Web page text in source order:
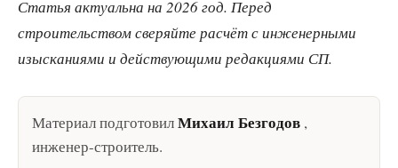
Статья актуальна на 2026 год. Перед
строительством сверяйте расчёт с инженерными
изысканиями и действующими редакциями СП.
Материал подготовилМихаил Безгодов ,
инженер-строитель.